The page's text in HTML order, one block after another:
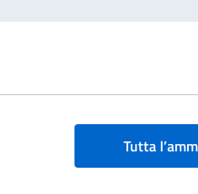
Tutta